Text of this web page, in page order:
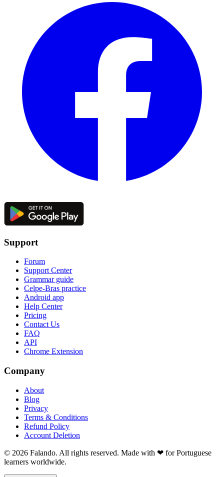
Support
Forum
Support Center
Grammar guide
Celpe-Bras practice
Android app
Help Center
Pricing
Contact Us
FAQ
API
Chrome Extension
Company
About
Blog
Privacy
Terms & Conditions
Refund Policy
Account Deletion
© 2026 Falando. All rights reserved. Made with ❤ for Portuguese
learners worldwide.